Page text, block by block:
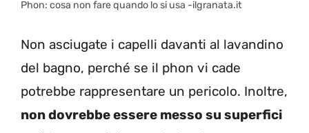
Phon: cosa non fare quando lo si usa -ilgranata.it
Non asciugate i capelli davanti al lavandino
del bagno, perché se il phon vi cade
potrebbe rappresentare un pericolo. Inoltre,
non dovrebbe essere messo su superfici